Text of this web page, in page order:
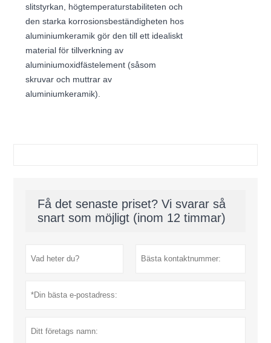
slitstyrkan, högtemperaturstabiliteten och
den starka korrosionsbeständigheten hos
aluminiumkeramik gör den till ett idealiskt
material för tillverkning av
aluminiumoxidfästelement (såsom
skruvar och muttrar av
aluminiumkeramik).
Få det senaste priset? Vi svarar så
snart som möjligt (inom 12 timmar)